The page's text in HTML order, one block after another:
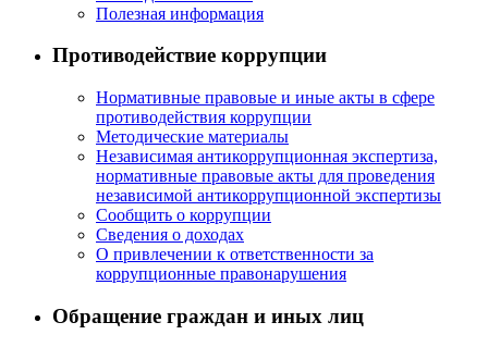
Полезная информация
Противодействие коррупции
Нормативные правовые и иные акты в сфере
противодействия коррупции
Методические материалы
Независимая антикоррупционная экспертиза,
нормативные правовые акты для проведения
независимой антикоррупционной экспертизы
Сообщить о коррупции
Сведения о доходах
О привлечении к ответственности за
коррупционные правонарушения
Обращение граждан и иных лиц